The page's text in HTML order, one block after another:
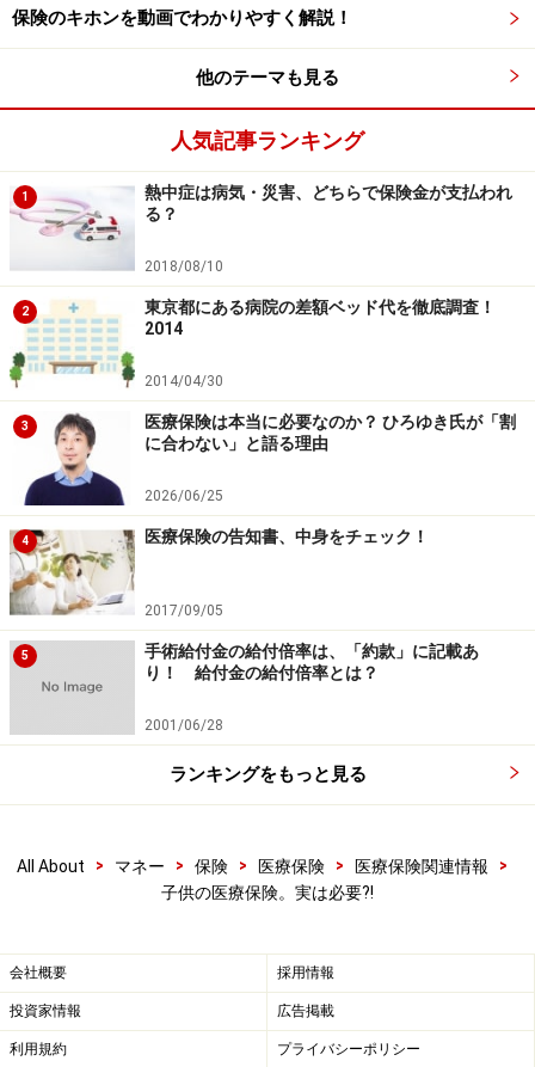
保険のキホンを動画でわかりやすく解説！
他のテーマも見る
人気記事ランキング
1
熱中症は病気・災害、どちらで保険金が支払われ
る？
2018/08/10
2
東京都にある病院の差額ベッド代を徹底調査！
2014
2014/04/30
3
医療保険は本当に必要なのか？ ひろゆき氏が「割
に合わない」と語る理由
2026/06/25
4 医療保険の告知書、中身をチェック！
2017/09/05
5
手術給付金の給付倍率は、「約款」に記載あ
り！ 給付金の給付倍率とは？
2001/06/28
ランキングをもっと見る
All About > マネー > 保険 > 医療保険 > 医療保険関連情報
>
子供の医療保険。実は必要?!
会社概要 採用情報
投資家情報 広告掲載
利用規約 プライバシーポリシー